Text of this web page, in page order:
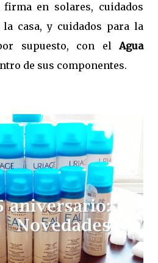
en solares, cuidados
casa, y cuidados para la
supuesto, con elAgua
de sus componentes.